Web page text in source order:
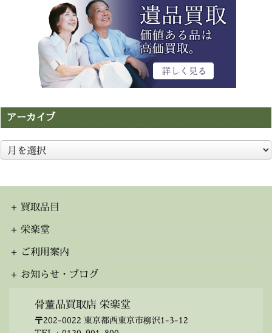
アーカイブ
ア
ー
イ
買取品目
栄楽堂
ご利用案内
お知らせ・ブログ
骨董品買取店 栄楽堂
〒202-0022 東京都西東京市柳沢1-3-12